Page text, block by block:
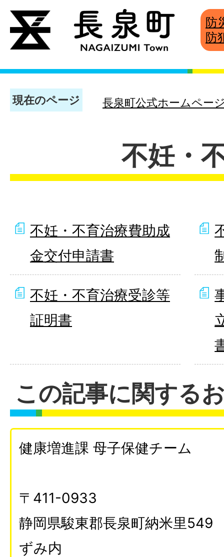
防
防
現在のページ 長泉町公式ホームペー
不妊・
不妊・不育治療費助成
金交付申請書
不妊・不育治療受診等
証明書
この記事に関する
健康増進課 母子保健チーム
〒411-0933
静岡県駿東郡長泉町納米里
ずみ内